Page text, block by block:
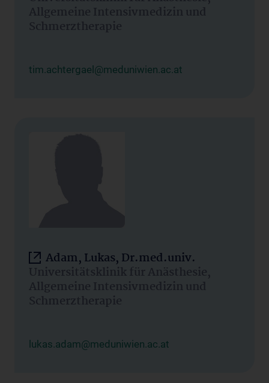
Allgemeine Intensivmedizin und
Schmerztherapie
tim.achtergael@meduniwien.ac.at
Adam, Lukas, Dr.med.univ.
Universitätsklinik für Anästhesie,
Allgemeine Intensivmedizin und
Schmerztherapie
lukas.adam@meduniwien.ac.at